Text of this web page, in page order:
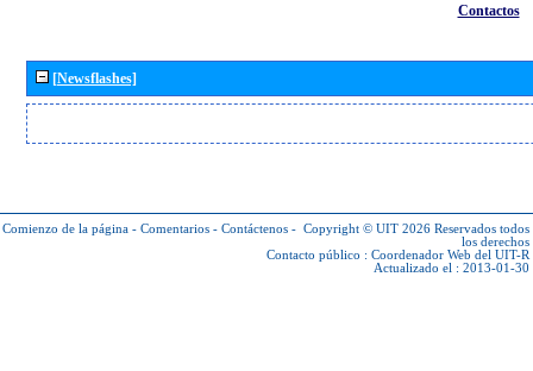
Contactos
[Newsflashes]
Comienzo de la página - Comentarios - Contáctenos - Copyright © UIT 2026 Reservados todos
los derechos
Contacto público : Coordenador Web del UIT-R
Actualizado el : 2013-01-30